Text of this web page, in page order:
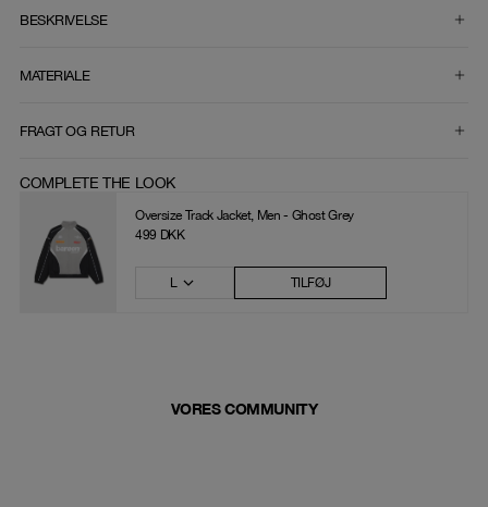
BESKRIVELSE
MATERIALE
FRAGT OG RETUR
COMPLETE THE LOOK
Oversize Track Jacket, Men - Ghost Grey
499 DKK
L TILFØJ
VORES COMMUNITY